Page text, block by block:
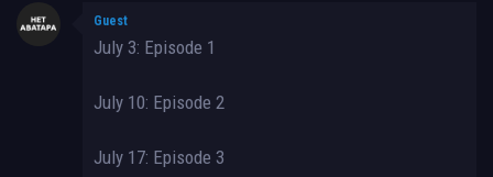
Guest
July 3: Episode 1
July 10: Episode 2
July 17: Episode 3